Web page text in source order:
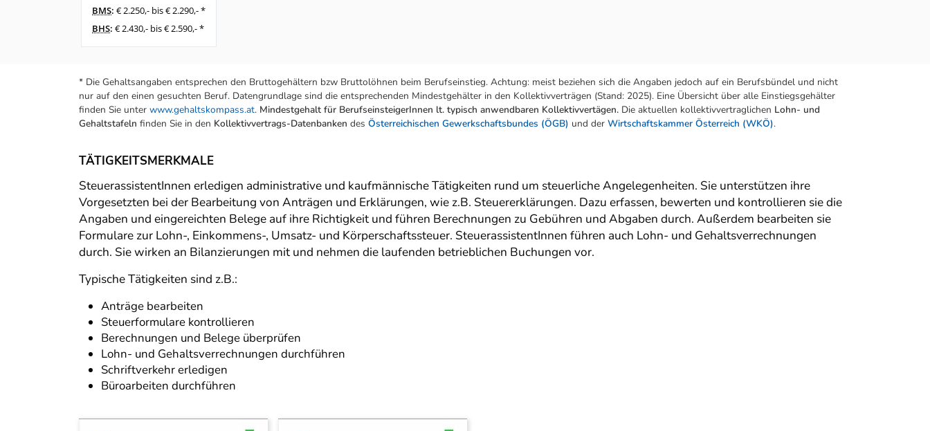
BMS: € 2.250,- bis € 2.290,- *
BHS: € 2.430,- bis € 2.590,- *
* Die Gehaltsangaben entsprechen den Bruttogehältern bzw Bruttolöhnen beim Berufseinstieg. Achtung: meist beziehen sich die Angaben jedoch auf ein Berufsbündel und nicht
nur auf den einen gesuchten Beruf. Datengrundlage sind die entsprechenden Mindestgehälter in den Kollektivverträgen (Stand: 2025). Eine Übersicht über alle Einstiegsgehälter
finden Sie unter www.gehaltskompass.at. Mindestgehalt für BerufseinsteigerInnen lt. typisch anwendbaren Kollektivvertägen. Die aktuellen kollektivvertraglichen Lohn- und
Gehaltstafeln finden Sie in den Kollektivvertrags-Datenbanken des Österreichischen Gewerkschaftsbundes (ÖGB) und der Wirtschaftskammer Österreich (WKÖ).
TÄTIGKEITSMERKMALE
SteuerassistentInnen erledigen administrative und kaufmännische Tätigkeiten rund um steuerliche Angelegenheiten. Sie unterstützen ihre
Vorgesetzten bei der Bearbeitung von Anträgen und Erklärungen, wie z.B. Steuererklärungen. Dazu erfassen, bewerten und kontrollieren sie die
Angaben und eingereichten Belege auf ihre Richtigkeit und führen Berechnungen zu Gebühren und Abgaben durch. Außerdem bearbeiten sie
Formulare zur Lohn-, Einkommens-, Umsatz- und Körperschaftssteuer. SteuerassistentInnen führen auch Lohn- und Gehaltsverrechnungen
durch. Sie wirken an Bilanzierungen mit und nehmen die laufenden betrieblichen Buchungen vor.
Typische Tätigkeiten sind z.B.:
Anträge bearbeiten
Steuerformulare kontrollieren
Berechnungen und Belege überprüfen
Lohn- und Gehaltsverrechnungen durchführen
Schriftverkehr erledigen
Büroarbeiten durchführen